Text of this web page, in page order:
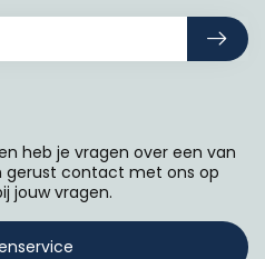
heb je vragen over een van
gerust contact met ons op
jouw vragen.